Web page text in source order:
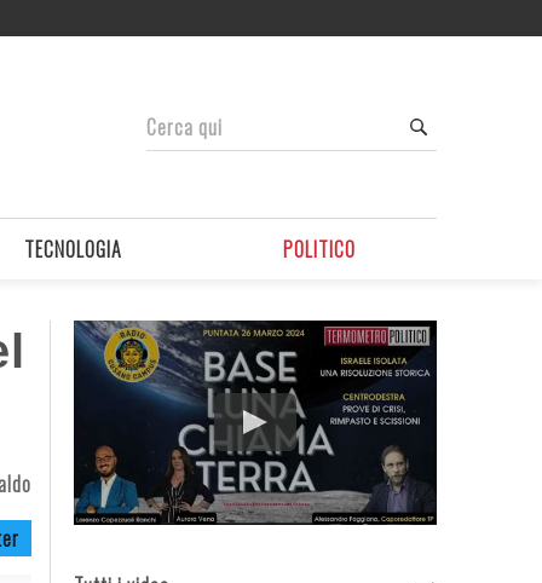
TECNOLOGIA POLITICO